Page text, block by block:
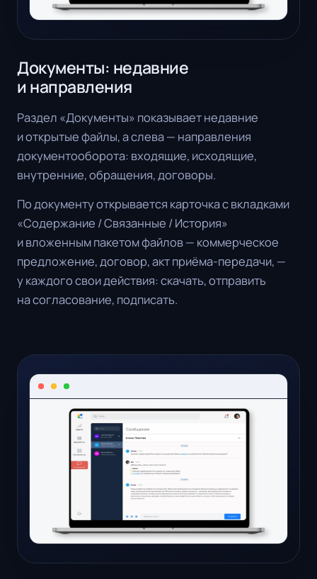
Документы: недавние
и направления
Раздел «Документы» показывает недавние
и открытые файлы, а слева — направления
документооборота: входящие, исходящие,
внутренние, обращения, договоры.
По документу открывается карточка с вкладками
«Содержание / Связанные / История»
и вложенным пакетом файлов — коммерческое
предложение, договор, акт приёма-передачи, —
у каждого свои действия: скачать, отправить
на согласование, подписать.